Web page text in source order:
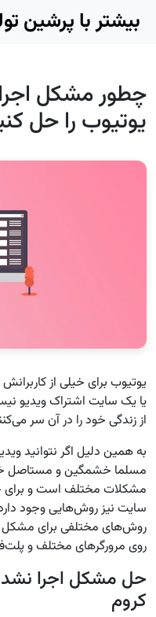
Skip to main content
بیشتر با پرشین
چطور مشکل
یوتیوب را حل
یوتیوب برای خیلی از
یا یک سایت اشتراک ویدیو
از زندگی خود را در آن سر
به همین دلیل اگر نتوانید
مسلما خشمگین و مستاصل
مشکلات مختلف است و برای
سایت نیز روش‌هایی وجود
روش‌های مختلفی برای مشکل
روی مرورگرهای مختلف و
حل مشکل اجرا
کروم